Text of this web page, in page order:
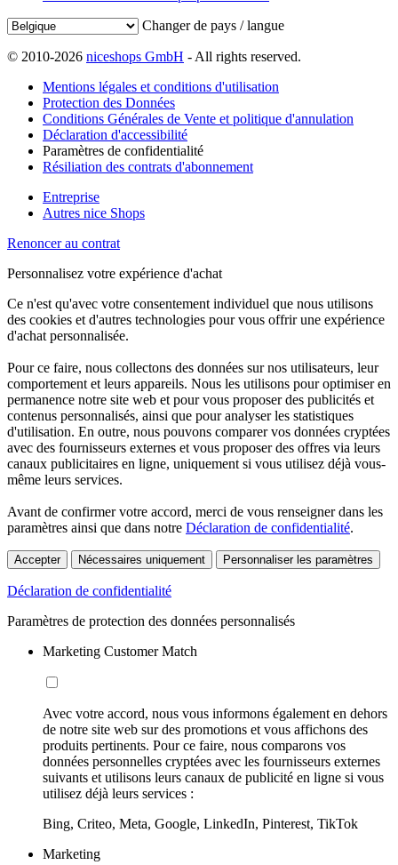
Changer de pays / langue
© 2010-2026 niceshops GmbH - All rights reserved.
Mentions légales et conditions d'utilisation
Protection des Données
Conditions Générales de Vente et politique d'annulation
Déclaration d'accessibilité
Paramètres de confidentialité
Résiliation des contrats d'abonnement
Entreprise
Autres nice Shops
Renoncer au contrat
Personnalisez votre expérience d'achat
Ce n'est qu'avec votre consentement individuel que nous utilisons
des cookies et d'autres technologies pour vous offrir une expérience
d'achat personnalisée.
Pour ce faire, nous collectons des données sur nos utilisateurs, leur
comportement et leurs appareils. Nous les utilisons pour optimiser en
permanence notre site web et pour vous proposer des publicités et
contenus personnalisés, ainsi que pour analyser les statistiques
d'utilisation. En outre, nous pouvons comparer vos données cryptées
avec des fournisseurs externes et vous proposer des offres via leurs
canaux publicitaires en ligne, uniquement si vous utilisez déjà vous-
même leurs services.
Avant de confirmer votre accord, merci de vous renseigner dans les
paramètres ainsi que dans notre Déclaration de confidentialité.
Accepter Nécessaires uniquement Personnaliser les paramètres
Déclaration de confidentialité
Paramètres de protection des données personnalisés
Marketing Customer Match
Avec votre accord, nous vous informons également en dehors
de notre site web sur des promotions et vous affichons des
produits pertinents. Pour ce faire, nous comparons vos
données personnelles cryptées avec les fournisseurs externes
suivants et utilisons leurs canaux de publicité en ligne si vous
utilisez déjà leurs services :
Bing, Criteo, Meta, Google, LinkedIn, Pinterest, TikTok
Marketing